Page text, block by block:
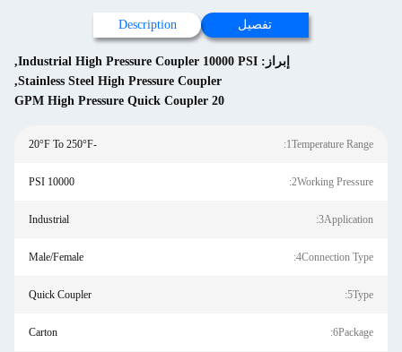
تفصيل Description
إبراز: Industrial High Pressure Coupler 10000 PSI
,
Stainless Steel High Pressure Coupler
,
20 GPM High Pressure Quick Coupler
1Temperature Range:
-20°F To 250°F
2Working Pressure:
10000 PSI
3Application:
Industrial
4Connection Type:
Male/Female
5Type:
Quick Coupler
6Package:
Carton